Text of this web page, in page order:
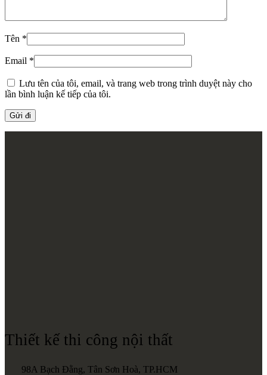
Tên *
Email *
Lưu tên của tôi, email, và trang web trong trình duyệt này cho
lần bình luận kế tiếp của tôi.
Thiết kế thi công nội thất
98A Bạch Đằng, Tân Sơn Hoà, TP.HCM